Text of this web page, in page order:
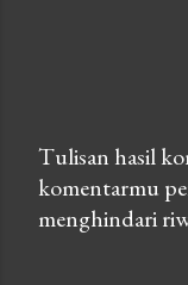
P
o
Tulisan hasil
komentarmu
menghindari